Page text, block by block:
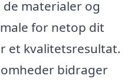
materialer og
for netop dit
et kvalitetsresultat.
bidrager